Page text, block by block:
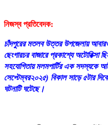
নিজস্ব প্রতিবেদক:
চাঁদপুরের মতলব উত্তর উপজেলায়
ছেংগারচর বাজারে প্রকাশ্যে অটোরিক্সা
সহযোগিতায় মলমপার্টির এক সদস্যকে
সেপ্টেম্বর২০২৫) বিকাল সাড়ে ৫টার
ঘটনাটি ঘটেছে।